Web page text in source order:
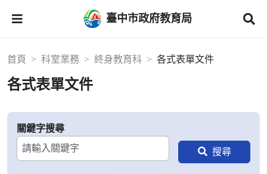
臺中市政府教育局
首頁 科室業務 終身教育科 各式表單文件
各式表單文件
關鍵字搜尋